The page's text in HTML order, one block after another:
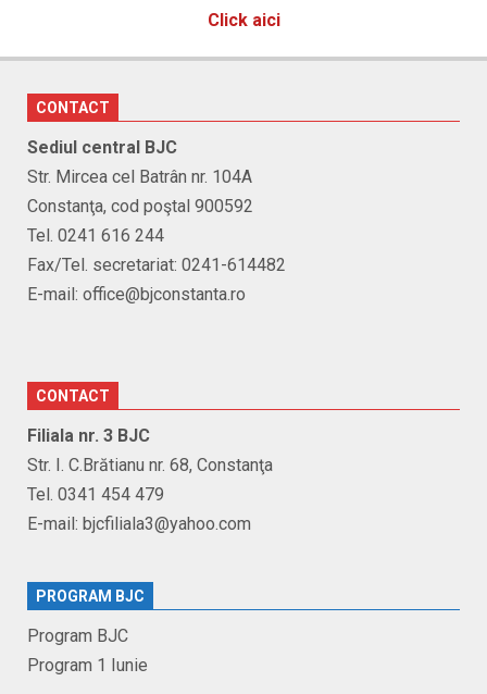
Click aici
CONTACT
Sediul central BJC
Str. Mircea cel Batrân nr. 104A
Constanţa, cod poştal 900592
Tel. 0241 616 244
Fax/Tel. secretariat: 0241-614482
E-mail: office@bjconstanta.ro
CONTACT
Filiala nr. 3 BJC
Str. I. C.Brătianu nr. 68, Constanţa
Tel. 0341 454 479
E-mail: bjcfiliala3@yahoo.com
PROGRAM BJC
Program BJC
Program 1 Iunie